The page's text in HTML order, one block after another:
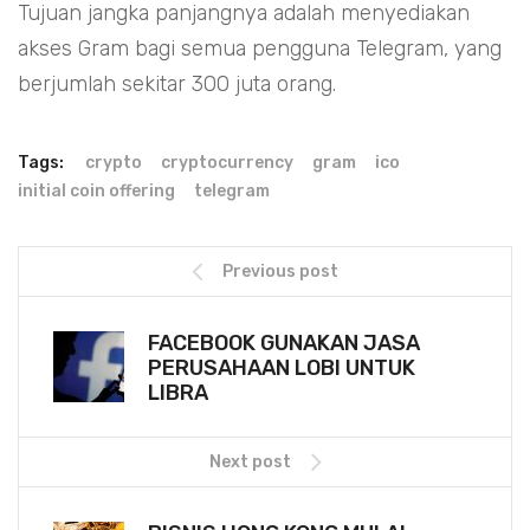
Tujuan jangka panjangnya adalah menyediakan
akses Gram bagi semua pengguna Telegram, yang
berjumlah sekitar 300 juta orang.
Tags: crypto cryptocurrency gram
ico
initial coin offering
telegram
Previous post
FACEBOOK GUNAKAN JASA
PERUSAHAAN LOBI UNTUK
LIBRA
Next post